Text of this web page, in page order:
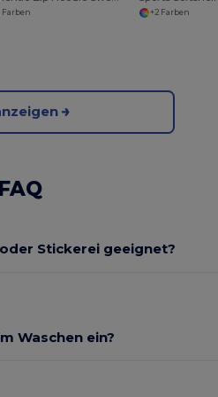
Farben +2 Farben
FAQ
Stickerei geeignet?
Waschen ein?